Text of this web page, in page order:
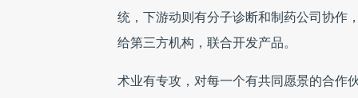
统，下游动则有分子诊断和制药公司协作
给第三方机构，联合开发产品。
术业有专攻，对每一个有共同愿景的合作